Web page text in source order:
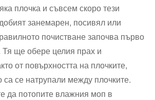
плочка и съвсем скоро тези
занемарен, посивял или
почистване започва първо
Тя ще обере целия прах и
от повърхността на плочките,
са се натрупали между плочките.
да потопите влажния моп в